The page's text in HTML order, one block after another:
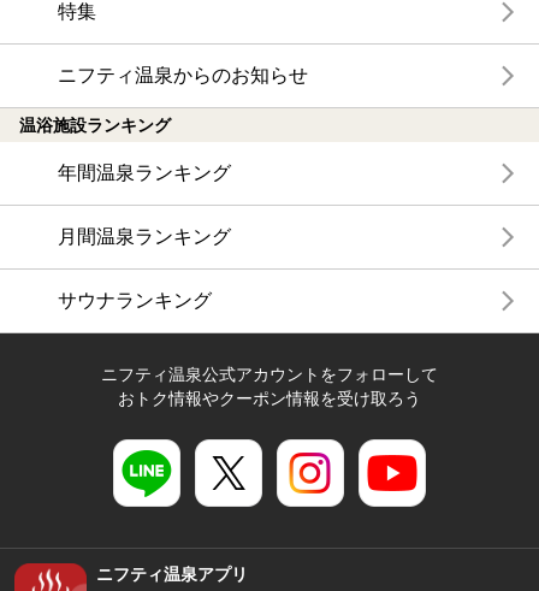
特集
ニフティ温泉からのお知らせ
温浴施設ランキング
年間温泉ランキング
月間温泉ランキング
サウナランキング
ニフティ温泉公式アカウントをフォローして
おトク情報やクーポン情報を受け取ろう
ニフティ温泉アプリ